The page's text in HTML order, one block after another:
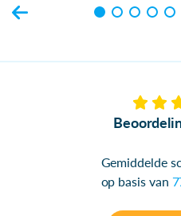
Gemiddelde
op basis van